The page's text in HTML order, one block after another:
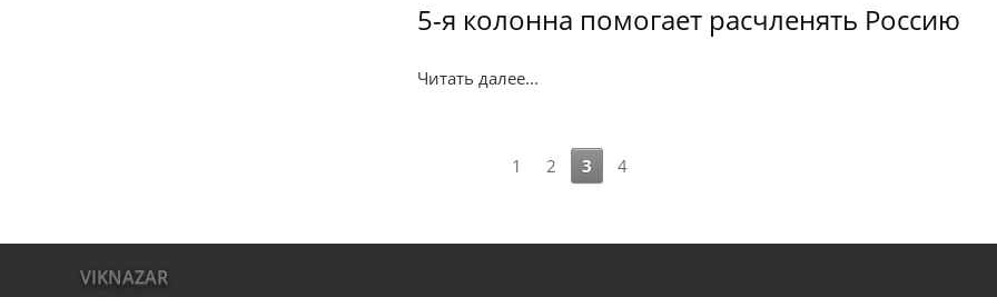
5-я колонна помогает расчленять Россию
Читать далее...
1 2 3 4
VIKNAZAR